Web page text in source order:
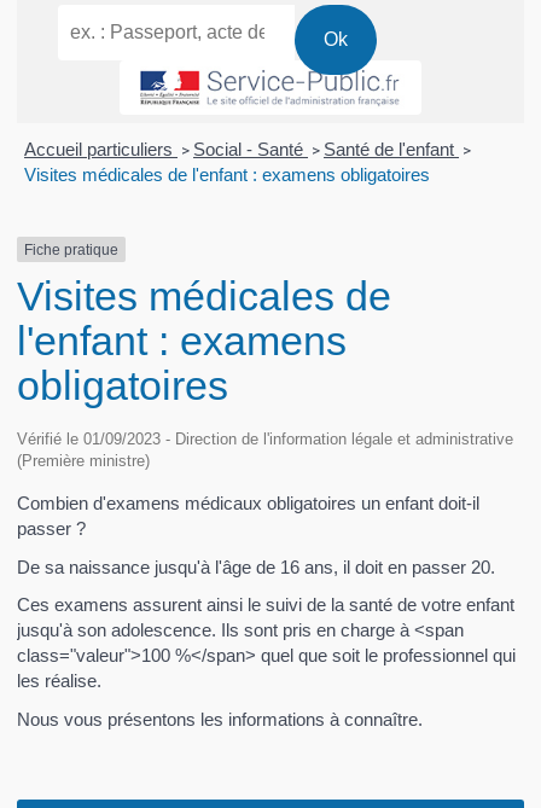
Accueil particuliers > Social - Santé > Santé de l'enfant >
Visites médicales de l'enfant : examens obligatoires
Fiche pratique
Visites médicales de
l'enfant : examens
obligatoires
Vérifié le 01/09/2023 - Direction de l'information légale et administrative
(Première ministre)
Combien d'examens médicaux obligatoires un enfant doit-il
passer ?
De sa naissance jusqu'à l'âge de 16 ans, il doit en passer 20.
Ces examens assurent ainsi le suivi de la santé de votre enfant
jusqu'à son adolescence. Ils sont pris en charge à <span
class="valeur">100 %</span> quel que soit le professionnel qui
les réalise.
Nous vous présentons les informations à connaître.